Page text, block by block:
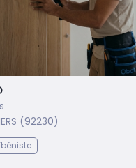
(92230)